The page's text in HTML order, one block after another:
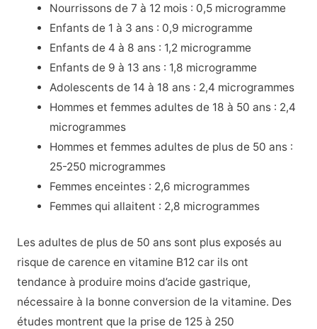
Nourrissons de 7 à 12 mois : 0,5 microgramme
Enfants de 1 à 3 ans : 0,9 microgramme
Enfants de 4 à 8 ans : 1,2 microgramme
Enfants de 9 à 13 ans : 1,8 microgramme
Adolescents de 14 à 18 ans : 2,4 microgrammes
Hommes et femmes adultes de 18 à 50 ans : 2,4
microgrammes
Hommes et femmes adultes de plus de 50 ans :
25-250 microgrammes
Femmes enceintes : 2,6 microgrammes
Femmes qui allaitent : 2,8 microgrammes
Les adultes de plus de 50 ans sont plus exposés au
risque de carence en vitamine B12 car ils ont
tendance à produire moins d’acide gastrique,
nécessaire à la bonne conversion de la vitamine. Des
études montrent que la prise de 125 à 250